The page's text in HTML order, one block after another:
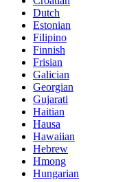
Dutch
Estonian
Filipino
Finnish
Frisian
Galician
Georgian
Gujarati
Haitian
Hausa
Hawaiian
Hebrew
Hmong
Hungarian